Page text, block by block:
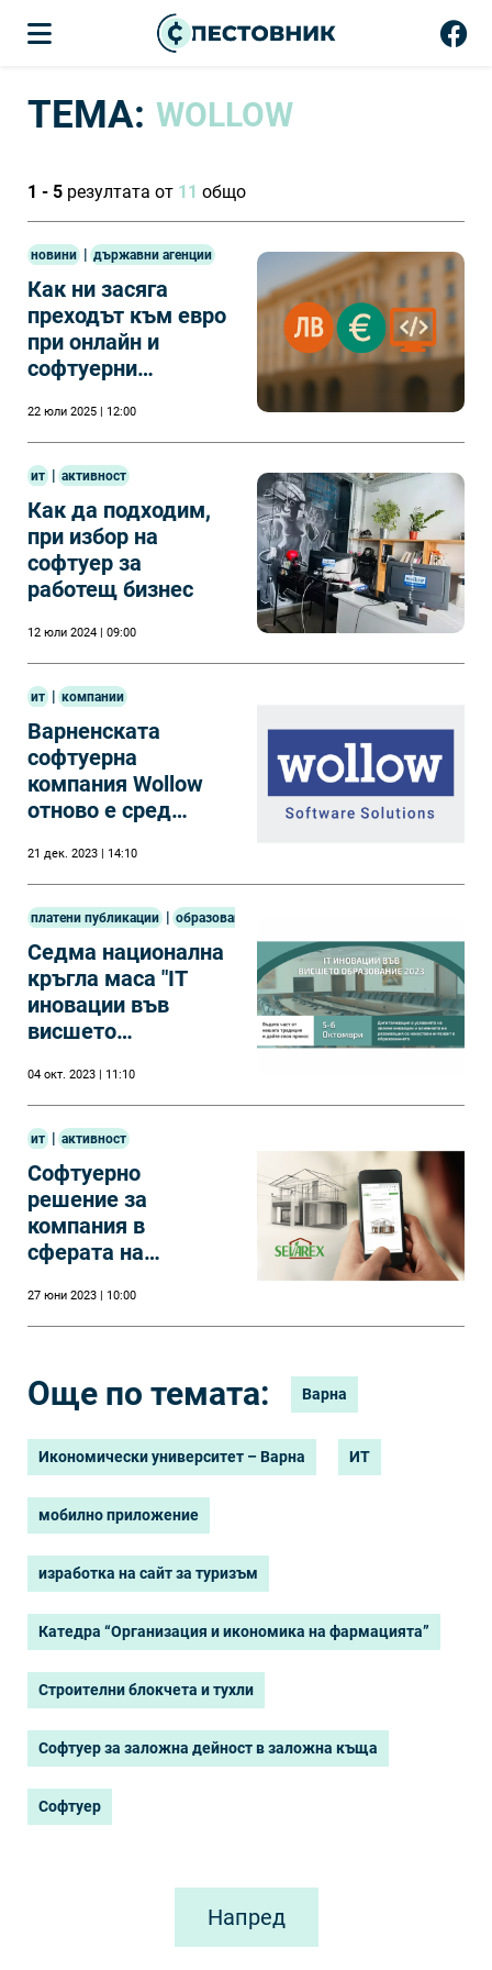
ТЕМА: WOLLOW
1 - 5 резултата от 11 общо
новини | държавни агенции
Как ни засяга
преходът към евро
при онлайн и
софтуерни
22 юли 2025 | 12:00
ит | активност
Как да подходим,
при избор на
софтуер за
работещ бизнес
12 юли 2024 | 09:00
ит | компании
Варненската
софтуерна
компания Wollow
отново е сред
софтуерния бранш
за страната
21 дек. 2023 | 14:10
платени публикации | образование
Седма национална
кръгла маса "IT
иновации във
висшето
04 окт. 2023 | 11:10
ит | активност
Софтуерно
решение за
компания в
сферата на
27 юни 2023 | 10:00
Още по темата: Варна
Икономически университет – Варна ИТ
мобилно приложение
изработка на сайт за туризъм
Катедра “Организация и икономика на фармацията”
Строителни блокчета и тухли
Софтуер за заложна дейност в заложна къща
Софтуер
Напред